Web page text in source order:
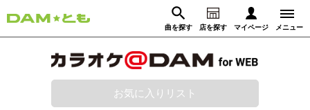
曲を探す 店を探す マイページ メニュー
ログイン
お気に入りリスト